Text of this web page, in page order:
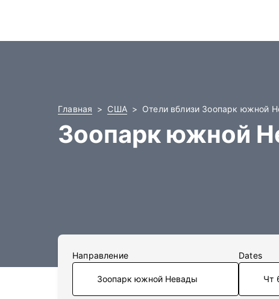
Главная США Отели вблизи Зоопарк южной
Зоопарк южной
Направление Dates
Чт